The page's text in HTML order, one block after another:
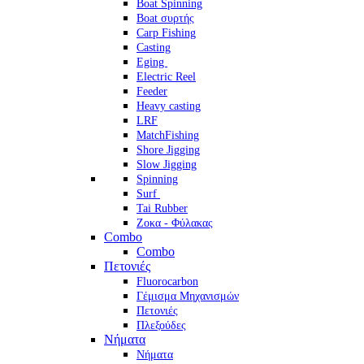
Boat Spinning
Boat συρτής
Carp Fishing
Casting
Eging
Electric Reel
Feeder
Heavy casting
LRF
MatchFishing
Shore Jigging
Slow Jigging
Spinning
Surf
Tai Rubber
Ζοκα - Φύλακας
Combo
Combo
Πετονιές
Fluorocarbon
Γέμισμα Μηχανισμών
Πετονιές
Πλεξούδες
Νήματα
Νήματα